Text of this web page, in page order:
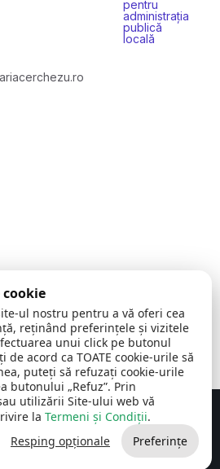
pentru
administrația
publică
locală
Toate drepturile rezervate
Media Relații Publice SRL
cookie
ul nostru pentru a vă oferi cea
reținând preferințele și vizitele
unui click pe butonul
de acord ca TOATE cookie-urile să
puteți să refuzați cookie-urile
butonului „Refuz”. Prin
utilizării Site-ului web vă
la Termeni și Condiții.
Resping opționale Preferințe